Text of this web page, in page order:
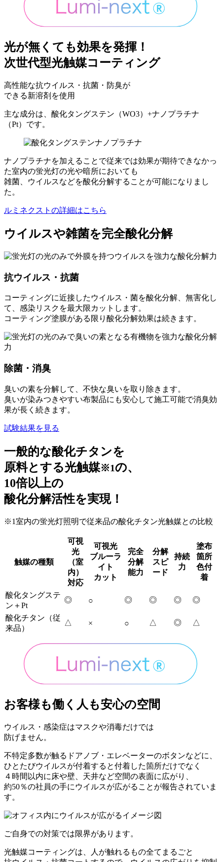
光が無くても効果を発揮！
次世代型光触媒コーティング
高性能な抗ウイルス・抗菌・防臭が
できる新溶剤を使用
主な成分は、 酸化タングステン（WO3） +ナノプラチナ
（Pt） です。
ナノプラチナを加えることで従来では効果が期待できなかっ
た室内の蛍光灯の光や暗所においても
雑菌、ウイルスなどを酸化分解することが可能になりまし
た。
ルミネクストの詳細はこちら
ウイルスや雑菌を完全酸化分解
抗ウイルス・抗菌
コーティングに近接したウイルス・菌を酸化分解、無害化し
て、感染リスクを最大限カットします。
コーティング塗膜がある限り酸化分解効果は続きます。
除菌・消臭
臭いの素を分解して、不快な臭いを取り除きます。
臭いが染みつきやすい布製品にも安心して施工可能で消臭効
果が長く続きます。
試験結果を見る
一般的な酸化チタンを
原料とする光触媒※1の、
10倍以上の
酸化分解活性を実現！
※1室内の蛍光灯照明で従来品の酸化チタン光触媒との比較
触媒の種類
可視
光
（室
内）
対応
可視光
ブルーラ
イト
カット
完全
分解
能力
分解
スピ
ード
持続
力
塗布
箇所
色付
着
酸化タングステ
ン＋Pt
◎ ○ ◎ ◎ ◎ ◎
酸化チタン（従
来品）
△ × ○ △ ◎ △
お客様も働く人も安心の空間
ウイルス・感染症はマスクや消毒だけでは
防げません。
不特定多数が触るドアノブ・エレベーターのボタンなどに、
ひとたびウイルスが付着すると付着した箇所だけでなく
４時間以内に床や壁、天井など空間の表面に広がり、
約50％の社員の手にウイルスが広がることが報告されていま
す。
ご自身での対策では限界があります。
光触媒コーティングは、人が触れるもの全てまるごと